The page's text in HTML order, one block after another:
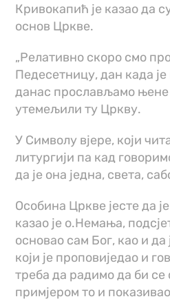
Кривокапић је казао да
основ Цркве.
„Релативно скоро смо
Педесетницу, дан када
данас прослављамо њене
утемељили ту Цркву.
У Символу вјере, који
литургији па кад
да је она једна, света,
Особина Цркве јесте да
казао је о.Немања,
основао сам Бог, као и да
који је проповиједао и
треба да радимо да би се
примјером то и